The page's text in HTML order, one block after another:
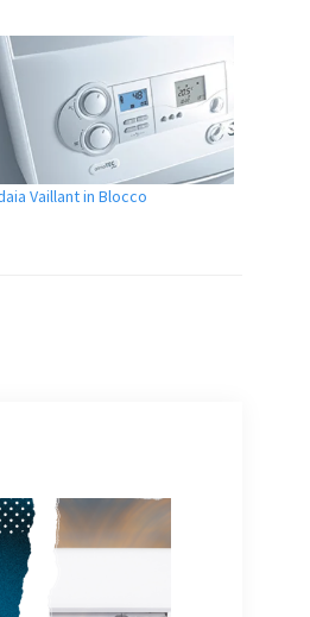
Vaillant in Blocco